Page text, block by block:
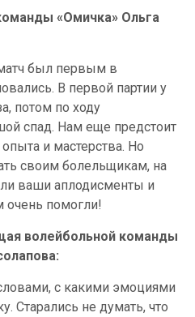
«Омичка» Ольга
был первым в
В первой партии у
потом по ходу
спад. Нам еще предстоит
и мастерства. Но
своим болельщикам, на
ваши аплодисменты и
помогли!
волейбольной команды
с какими эмоциями
Старались не думать, что